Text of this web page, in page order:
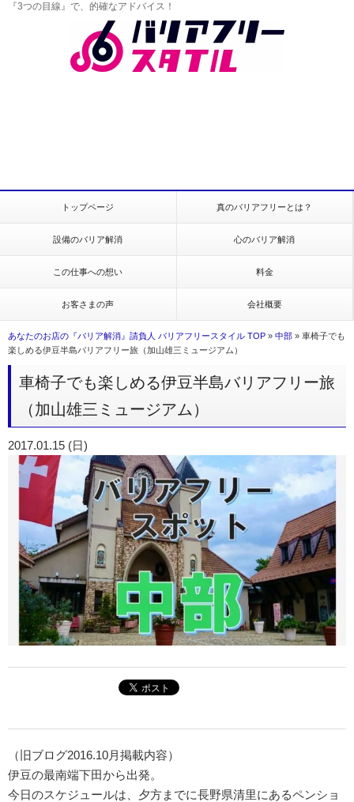
『3つの目線』で、的確なアドバイス！
トップページ 真のバリアフリーとは？
設備のバリア解消 心のバリア解消
この仕事への想い 料金
お客さまの声 会社概要
あなたのお店の『バリア解消』請負人 バリアフリースタイル TOP » 中部 » 車椅子でも
楽しめる伊豆半島バリアフリー旅（加山雄三ミュージアム）
車椅子でも楽しめる伊豆半島バリアフリー旅
（加山雄三ミュージアム）
2017.01.15 (日)
（旧ブログ2016.10月掲載内容）
伊豆の最南端下田から出発。
今日のスケジュールは、夕方までに長野県清里にあるペンショ